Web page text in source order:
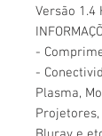
Versão
-
-
Plasma,
Projetores,